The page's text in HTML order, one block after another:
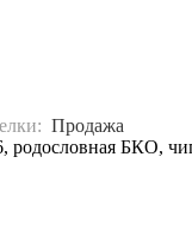
Продажа
БКО,